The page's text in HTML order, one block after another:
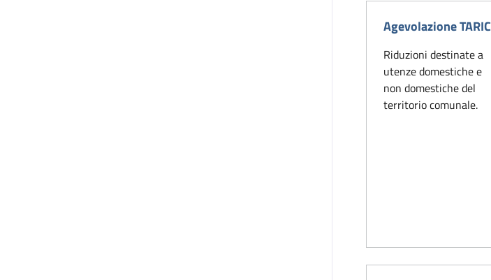
Agevolazione TARIC
Riduzioni destinate a
utenze domestiche e
non domestiche del
territorio comunale.